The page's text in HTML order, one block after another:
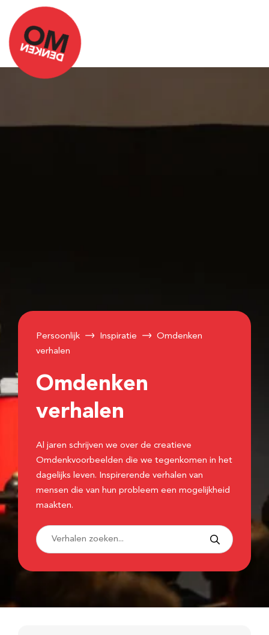
Persoonlijk Inspiratie
Omdenken
verhalen
Omdenken
verhalen
Al jaren schrijven we over de creatieve
Omdenkvoorbeelden die we tegenkomen in het
dagelijks leven. Inspirerende verhalen van
mensen die van hun probleem een mogelijkheid
maakten.